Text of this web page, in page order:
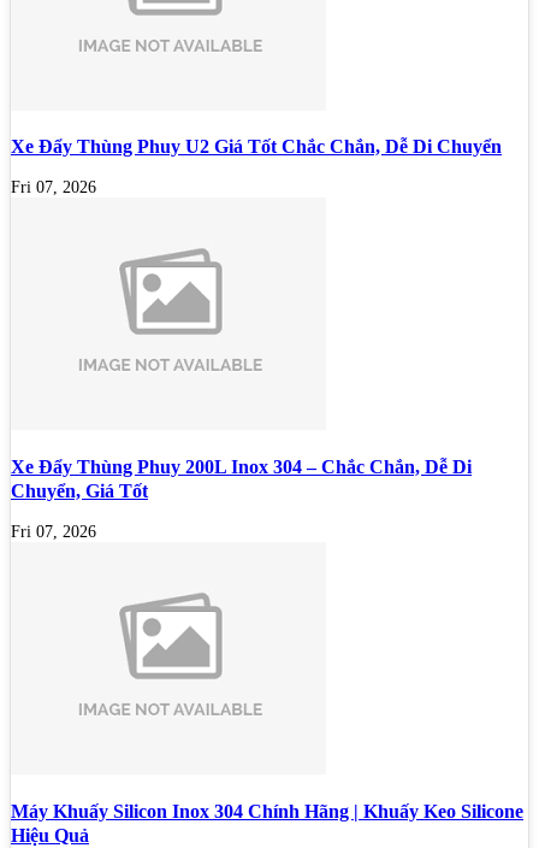
Xe Đẩy Thùng Phuy U2 Giá Tốt Chắc Chắn, Dễ Di Chuyển
Fri 07, 2026
Xe Đẩy Thùng Phuy 200L Inox 304 – Chắc Chắn, Dễ Di
Chuyển, Giá Tốt
Fri 07, 2026
Máy Khuấy Silicon Inox 304 Chính Hãng | Khuấy Keo Silicone
Hiệu Quả